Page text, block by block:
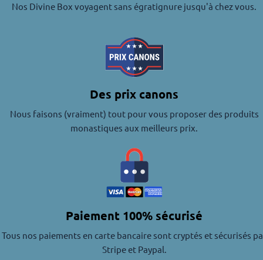
Nos Divine Box voyagent sans égratignure jusqu'à chez vous.
Des prix canons
Nous faisons (vraiment) tout pour vous proposer des produits
monastiques aux meilleurs prix.
Paiement 100% sécurisé
Tous nos paiements en carte bancaire sont cryptés et sécurisés
Stripe et Paypal.